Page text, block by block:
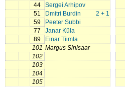
44
Sergei Arhipov
51
2 + 1
Dmitri Burdin
59
Peeter Subbi
77
Janar Küla
89
Einar Tiimla
101 Margus Sinisaar
102
103
104
105